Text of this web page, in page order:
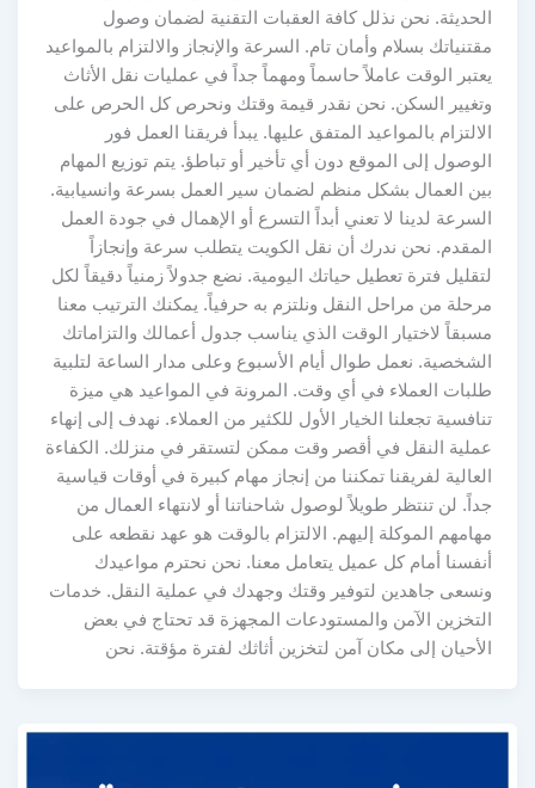
الحديثة. نحن نذلل كافة العقبات التقنية لضمان وصول
مقتنياتك بسلام وأمان تام. السرعة والإنجاز والالتزام بالمواعيد
يعتبر الوقت عاملاً حاسماً ومهماً جداً في عمليات نقل الأثاث
وتغيير السكن. نحن نقدر قيمة وقتك ونحرص كل الحرص على
الالتزام بالمواعيد المتفق عليها. يبدأ فريقنا العمل فور
الوصول إلى الموقع دون أي تأخير أو تباطؤ. يتم توزيع المهام
بين العمال بشكل منظم لضمان سير العمل بسرعة وانسيابية.
السرعة لدينا لا تعني أبداً التسرع أو الإهمال في جودة العمل
المقدم. نحن ندرك أن نقل الكويت يتطلب سرعة وإنجازاً
لتقليل فترة تعطيل حياتك اليومية. نضع جدولاً زمنياً دقيقاً لكل
مرحلة من مراحل النقل ونلتزم به حرفياً. يمكنك الترتيب معنا
مسبقاً لاختيار الوقت الذي يناسب جدول أعمالك والتزاماتك
الشخصية. نعمل طوال أيام الأسبوع وعلى مدار الساعة لتلبية
طلبات العملاء في أي وقت. المرونة في المواعيد هي ميزة
تنافسية تجعلنا الخيار الأول للكثير من العملاء. نهدف إلى إنهاء
عملية النقل في أقصر وقت ممكن لتستقر في منزلك. الكفاءة
العالية لفريقنا تمكننا من إنجاز مهام كبيرة في أوقات قياسية
جداً. لن تنتظر طويلاً لوصول شاحناتنا أو لانتهاء العمال من
مهامهم الموكلة إليهم. الالتزام بالوقت هو عهد نقطعه على
أنفسنا أمام كل عميل يتعامل معنا. نحن نحترم مواعيدك
ونسعى جاهدين لتوفير وقتك وجهدك في عملية النقل. خدمات
التخزين الآمن والمستودعات المجهزة قد تحتاج في بعض
الأحيان إلى مكان آمن لتخزين أثاثك لفترة مؤقتة. نحن